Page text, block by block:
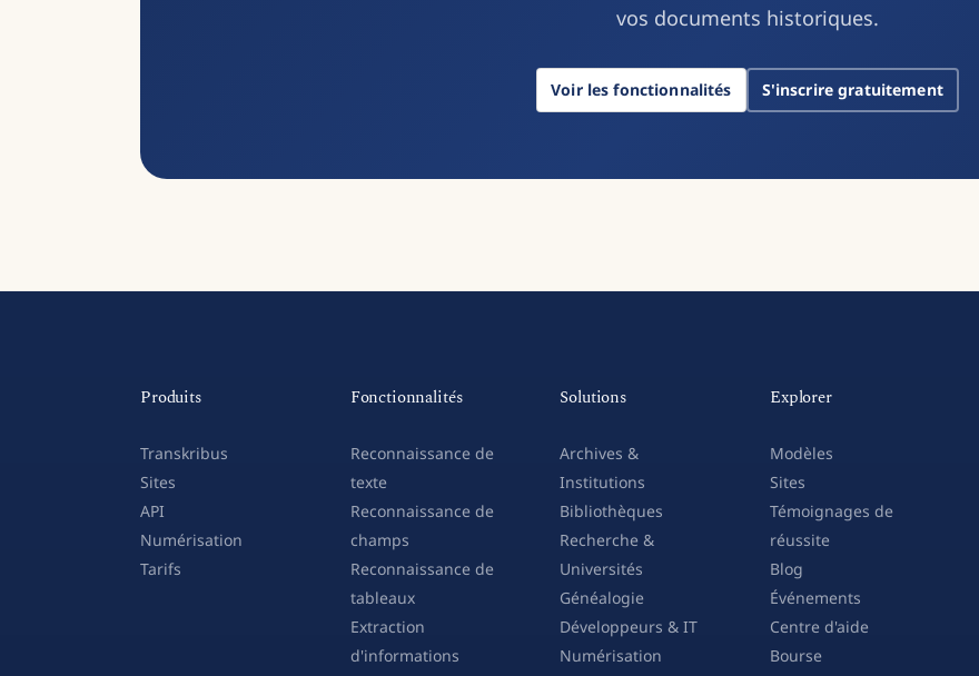
vos documents historiques.
Voir les fonctionnalités S'inscrire gratuitement
Produits
Transkribus
Sites
API
Numérisation
Tarifs
Fonctionnalités
Reconnaissance de
texte
Reconnaissance de
champs
Reconnaissance de
tableaux
Extraction
d'informations
Solutions
Archives &
Institutions
Bibliothèques
Recherche &
Universités
Généalogie
Développeurs & IT
Numérisation
Explorer
Modèles
Sites
Témoignages de
réussite
Blog
Événements
Centre d'aide
Bourse